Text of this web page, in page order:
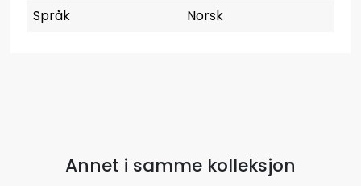
Språk
Norsk
Annet i samme kolleksjon